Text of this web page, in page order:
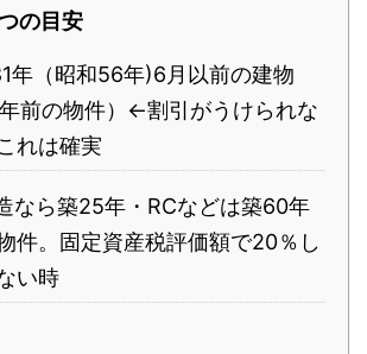
の目安
年（昭和56年)6月以前の建物
年前の物件）←割引がうけられな
れは確実
なら築25年・RCなどは築60年
件。固定資産税評価額で20％し
い時